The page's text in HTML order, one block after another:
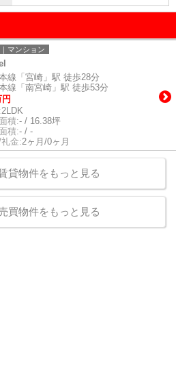
マンション
線「宮崎」駅 徒歩28分
線「南宮崎」駅 徒歩53分
2LDK
積:- / 16.38坪
積:- / -
金:2ヶ月/0ヶ月
貸物件をもっと見る
買物件をもっと見る